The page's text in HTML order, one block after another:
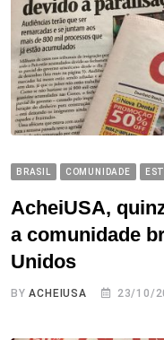
BRASIL COMUNIDADE
AcheiUSA,
a comunidade
Unidos
BYACHEIUSA 23/10/